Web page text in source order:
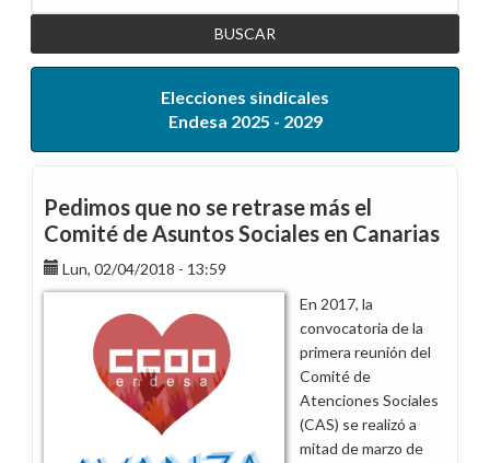
Elecciones sindicales
Endesa 2025 - 2029
Pedimos que no se retrase más el
Comité de Asuntos Sociales en Canarias
Lun, 02/04/2018 - 13:59
En 2017, la
convocatoria de la
primera reunión del
Comité de
Atenciones Sociales
(CAS) se realizó a
mitad de marzo de